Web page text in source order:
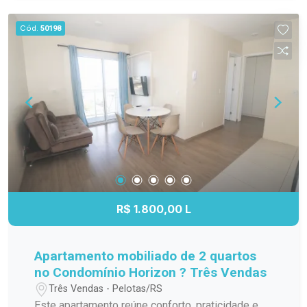
iluminados O condomínio conta com salão de
festas com churrasqueira, piscina, elevador e
portaria Localizado próximo a Av. Dom Joaquim,
uma das regiões mais valorizadas da cidade com
fácil acesso a comércios, serviços e principais
vias
Cód. 50198
R$ 1.800,00 L
Apartamento mobiliado de 2 quartos
no Condomínio Horizon ? Três Vendas
Três Vendas - Pelotas/RS